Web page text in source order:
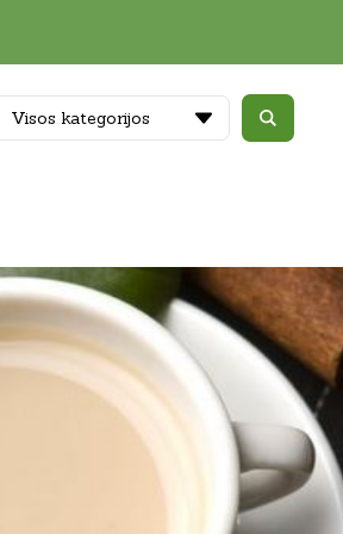
Visos kategorijos